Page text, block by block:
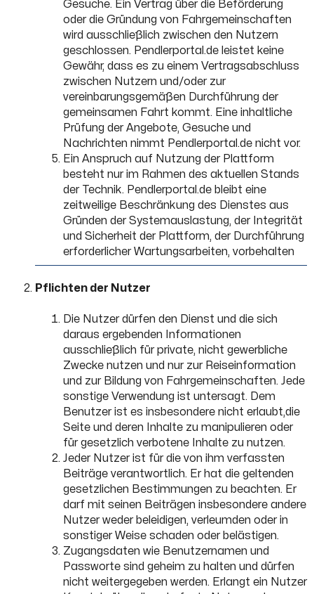
Gesuche. Ein Vertrag über die Beförderung
oder die Gründung von Fahrgemeinschaften
wird ausschließlich zwischen den Nutzern
geschlossen. Pendlerportal.de leistet keine
Gewähr, dass es zu einem Vertragsabschluss
zwischen Nutzern und/oder zur
vereinbarungsgemäßen Durchführung der
gemeinsamen Fahrt kommt. Eine inhaltliche
Prüfung der Angebote, Gesuche und
Nachrichten nimmt Pendlerportal.de nicht vor.
Ein Anspruch auf Nutzung der Plattform
besteht nur im Rahmen des aktuellen Stands
der Technik. Pendlerportal.de bleibt eine
zeitweilige Beschränkung des Dienstes aus
Gründen der Systemauslastung, der Integrität
und Sicherheit der Plattform, der Durchführung
erforderlicher Wartungsarbeiten, vorbehalten
Pflichten der Nutzer
Die Nutzer dürfen den Dienst und die sich
daraus ergebenden Informationen
ausschließlich für private, nicht gewerbliche
Zwecke nutzen und nur zur Reiseinformation
und zur Bildung von Fahrgemeinschaften. Jede
sonstige Verwendung ist untersagt. Dem
Benutzer ist es insbesondere nicht erlaubt,die
Seite und deren Inhalte zu manipulieren oder
für gesetzlich verbotene Inhalte zu nutzen.
Jeder Nutzer ist für die von ihm verfassten
Beiträge verantwortlich. Er hat die geltenden
gesetzlichen Bestimmungen zu beachten. Er
darf mit seinen Beiträgen insbesondere andere
Nutzer weder beleidigen, verleumden oder in
sonstiger Weise schaden oder belästigen.
Zugangsdaten wie Benutzernamen und
Passworte sind geheim zu halten und dürfen
nicht weitergegeben werden. Erlangt ein Nutzer